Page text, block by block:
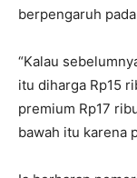
berpengaruh
“Kalau
itu diharga Rp15
premium Rp17
bawah itu karena